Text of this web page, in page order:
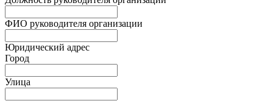
ФИО руководителя организации
Юридический адрес
Город
Улица